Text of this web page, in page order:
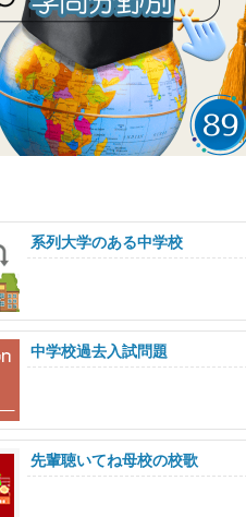
系列大学のある中学校
中学校過去入試問題
先輩聴いてね母校の校歌